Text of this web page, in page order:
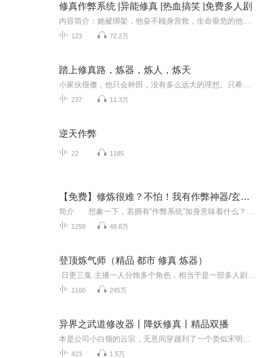
修真作弊系统 |异能修真 |热血搞笑 |免费多人剧
123 72.2万
踏上修真路，炼器，炼人，炼天
237 11.3万
逆天作弊
22 1185
【免费】修炼很难？不怕！我有作弊神器/玄幻修仙
1259 48.8万
登顶炼气师（精品 都市 修真 炼器）
1160 245万
异界之武道修改器丨降妖修真丨精品双播
423 1.5万